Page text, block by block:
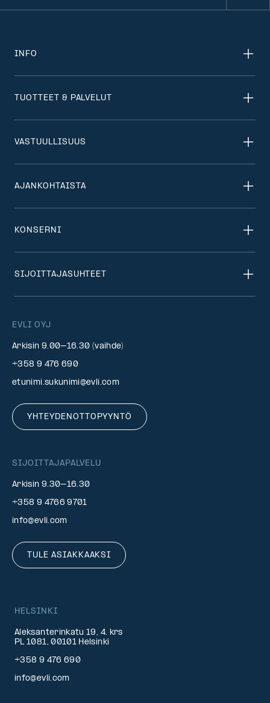
EVLI OYJ
Arkisin 9.00–16.30 (vaihde)
+358 9 476 690
etunimi.sukunimi@evli.com
YHTEYDENOTTOPYYNTÖ
SIJOITTAJAPALVELU
Arkisin 9.30–16.30
+358 9 4766 9701
info@evli.com
TULE ASIAKKAAKSI
INFO
TUOTTEET & PALVELUT
VASTUULLISUUS
AJANKOHTAISTA
KONSERNI
SIJOITTAJASUHTEET
HELSINKI
Aleksanterinkatu 19, 4. krs
PL 1081, 00101 Helsinki
+358 9 476 690
info@evli.com